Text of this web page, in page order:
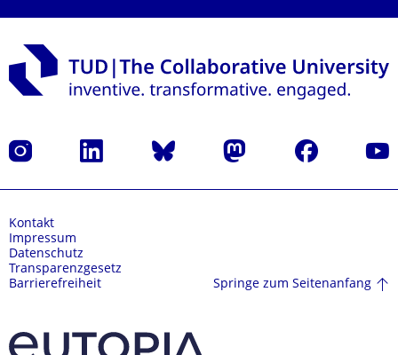
Instagram LinkedIn Bluesky Mastodon Facebook
Kontakt
Impressum
Datenschutz
Transparenzgesetz
Barrierefreiheit
Springe zum Seitenanfang